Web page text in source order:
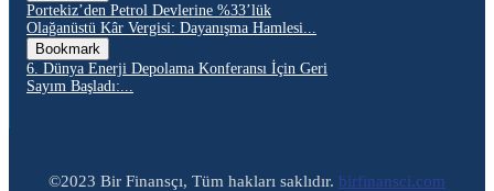
Portekiz’den Petrol Devlerine %33’lük
Olağanüstü Kâr Vergisi: Dayanışma Hamlesi...
Bookmark
6. Dünya Enerji Depolama Konferansı İçin Geri
Sayım Başladı:...
©2023 Bir Finansçı, Tüm hakları saklıdır. birfinansci.com